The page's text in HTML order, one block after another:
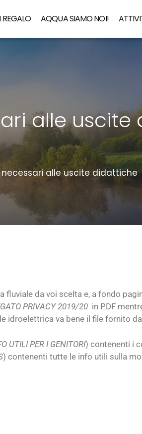
REGALO AQQUA SIAMO NOI!
alle
alle uscite didattiche
fluviale da voi scelta e, a fondo
PRIVACY 2019/20in PDF
idroelettrica va bene il file fornito
UTILI PER I GENITORI) contenenti i
) contenenti tutte le info utili sulla